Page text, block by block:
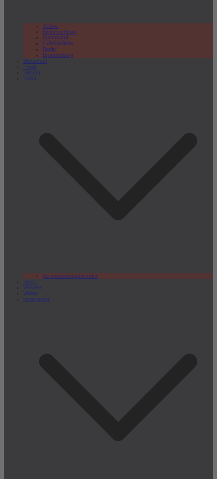
Teltow
Kleinmachnow
Stahnsdorf
Ludwigsfelde
Berlin
Brandenburg
Wirtschaft
Politik
Bildung
Kultur
Veranstaltungskalender
Sport
Verkehr
Verlag
lokal.report